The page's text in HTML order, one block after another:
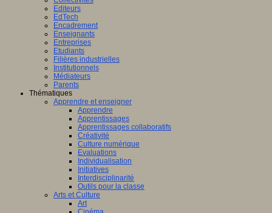
Editeurs
EdTech
Encadrement
Enseignants
Entreprises
Etudiants
Filières industrielles
Institutionnels
Médiateurs
Parents
Thématiques
Apprendre et enseigner
Apprendre
Apprentissages
Apprentissages collaboratifs
Créativité
Culture numérique
Evaluations
Individualisation
Initiatives
Interdisciplinarité
Outils pour la classe
Arts et Culture
Art